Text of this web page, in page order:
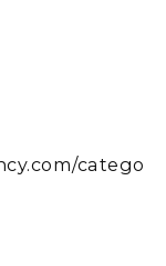
catego